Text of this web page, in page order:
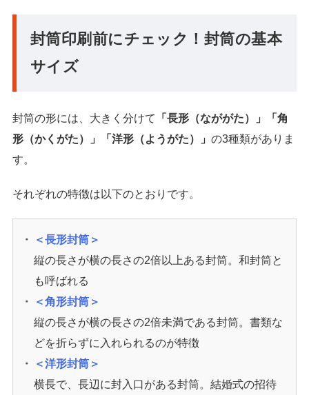
封筒印刷前にチェック！封筒の基本
サイズ
封筒の形には、大きく分けて
「長形（なががた）」「角
形（かくがた）」「洋形（ようがた）」 の3種類がありま
す。
それぞれの特徴は以下のとおりです。
＜長形封筒＞
縦の長さが横の長さの2倍以上ある封筒。和封筒と
も呼ばれる
＜角形封筒＞
縦の長さが横の長さの2倍未満である封筒。書類な
どを折らずに入れられるのが特徴
＜洋形封筒＞
横長で、長辺に封入口がある封筒。結婚式の招待